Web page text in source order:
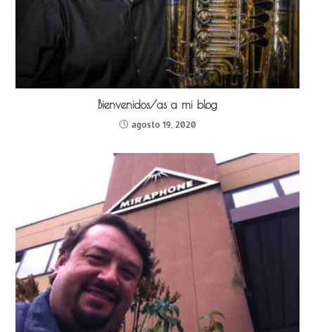
Bienvenidos/as a mi blog
agosto 19, 2020